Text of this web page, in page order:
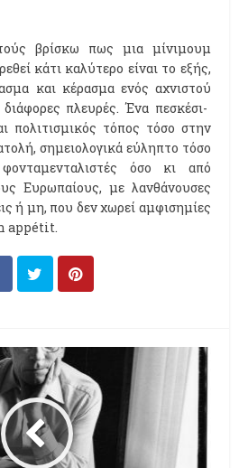
βρίσκω πως μια μίνιμουμ
κάτι καλύτερο είναι το εξής,
και κέρασμα ενός αχνιστού
πλευρές. Ένα πεσκέσι-
πολιτισμικός τόπος τόσο στην
σημειολογικά εύληπτο τόσο
όσο κι από
Ευρωπαίους, με λανθάνουσες
ή μη, που δεν χωρεί αμφισημίες
appétit.